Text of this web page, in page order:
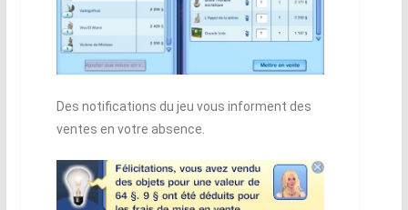
Des notifications du jeu vous informent des
ventes en votre absence.